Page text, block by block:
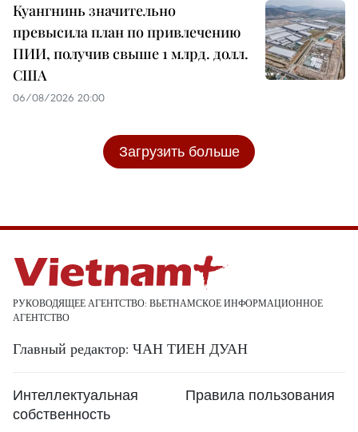
Куангнинь значительно
превысила план по привлечению
ПИИ, получив свыше 1 млрд. долл.
США
06/08/2026 20:00
Загрузить больше
РУКОВОДЯЩЕЕ АГЕНТСТВО: ВЬЕТНАМСКОЕ ИНФОРМАЦИОННОЕ
АГЕНТСТВО
Главный редактор: ЧАН ТИЕН ДУАН
Интеллектуальная
собственность
Правила пользования